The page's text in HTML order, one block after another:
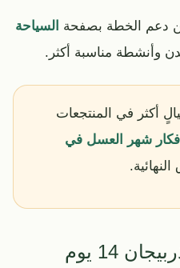
دعم الخطة بصفحة السياحة
وأنشطة مناسبة أكثر.
أكثر في المنتجعات
أفكار شهر العسل في
14 يوم